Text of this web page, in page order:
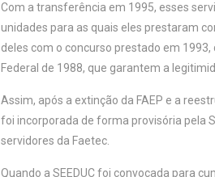
Com a transferência em 1995, esses
unidades para as quais eles prestaram
deles com o concurso prestado em
Federal de 1988, que garantem a
Assim, após a extinção da FAEP e a
foi incorporada de forma provisória pela
servidores da Faetec.
Quando a SEEDUC foi convocada para